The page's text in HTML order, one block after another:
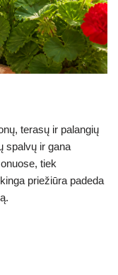
terasų ir palangių
spalvų ir gana
tiek
priežiūra padeda